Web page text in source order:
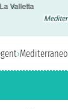
La Valletta
›Mediterraneo